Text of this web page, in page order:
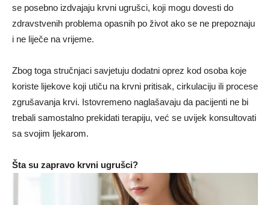
se posebno izdvajaju krvni ugrušci, koji mogu dovesti do
zdravstvenih problema opasnih po život ako se ne prepoznaju
i ne liječe na vrijeme.
Zbog toga stručnjaci savjetuju dodatni oprez kod osoba koje
koriste lijekove koji utiču na krvni pritisak, cirkulaciju ili procese
zgrušavanja krvi. Istovremeno naglašavaju da pacijenti ne bi
trebali samostalno prekidati terapiju, već se uvijek konsultovati
sa svojim ljekarom.
Šta su zapravo krvni ugrušci?